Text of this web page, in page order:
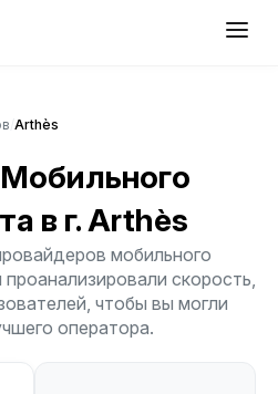
Arthès
в г. Arthès
мобильного
скорость,
чтобы вы могли
оператора.